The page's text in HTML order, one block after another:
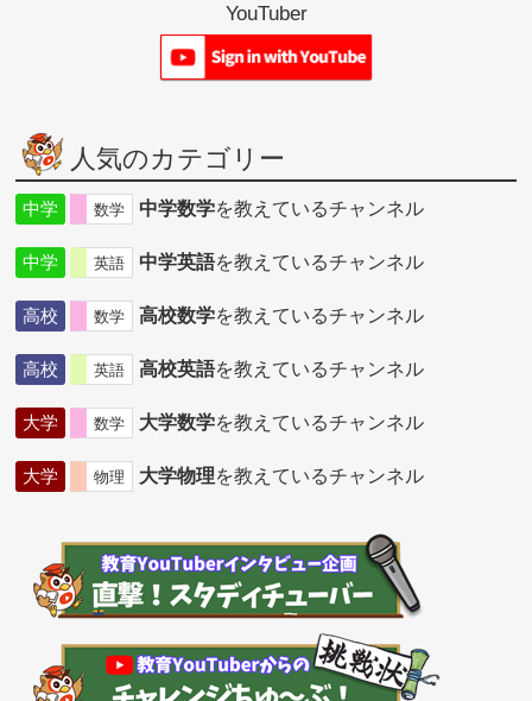
YouTuber
人気のカテゴリー
中学 数学 中学数学を教えているチャンネル
中学 英語 中学英語を教えているチャンネル
高校 数学 高校数学を教えているチャンネル
高校 英語 高校英語を教えているチャンネル
大学 数学 大学数学を教えているチャンネル
大学 物理 大学物理を教えているチャンネル